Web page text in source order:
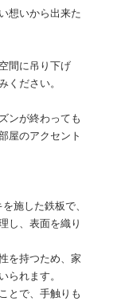
想いから出来た
間に吊り下げ
ください。
ンが終わっても
屋のアクセント
施した鉄板で、
し、表面を織り
を持つため、家
られます。
とで、手触りも